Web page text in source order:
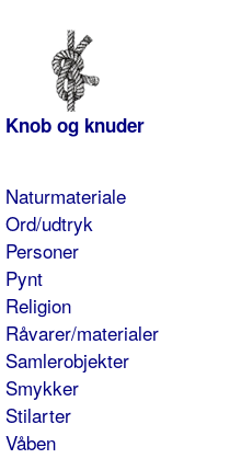
Knob og knuder
Naturmateriale
Ord/udtryk
Personer
Pynt
Religion
Råvarer/materialer
Samlerobjekter
Smykker
Stilarter
Våben